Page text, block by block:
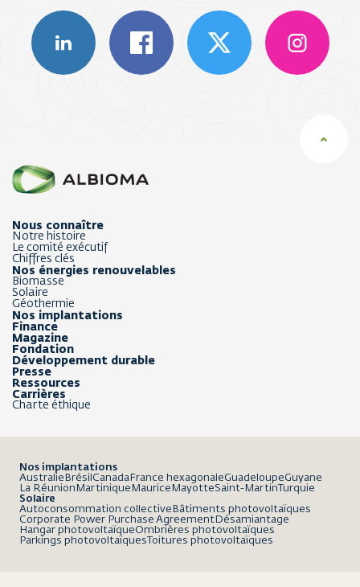
Nous connaître
Notre histoire
Le comité exécutif
Chiffres clés
Nos énergies renouvelables
Biomasse
Solaire
Géothermie
Nos implantations
Finance
Magazine
Fondation
Développement durable
Presse
Ressources
Carrières
Charte éthique
Nos implantations
Australie Brésil Canada France hexagonaleGuadeloupeGuyane
La Réunion Martinique Maurice MayotteSaint-MartinTurquie
Solaire
Autoconsommation collective Bâtiments photovoltaïques
Corporate Power Purchase Agreement Désamiantage
Hangar photovoltaïqueOmbrières photovoltaïques
Parkings photovoltaïquesToitures photovoltaïques